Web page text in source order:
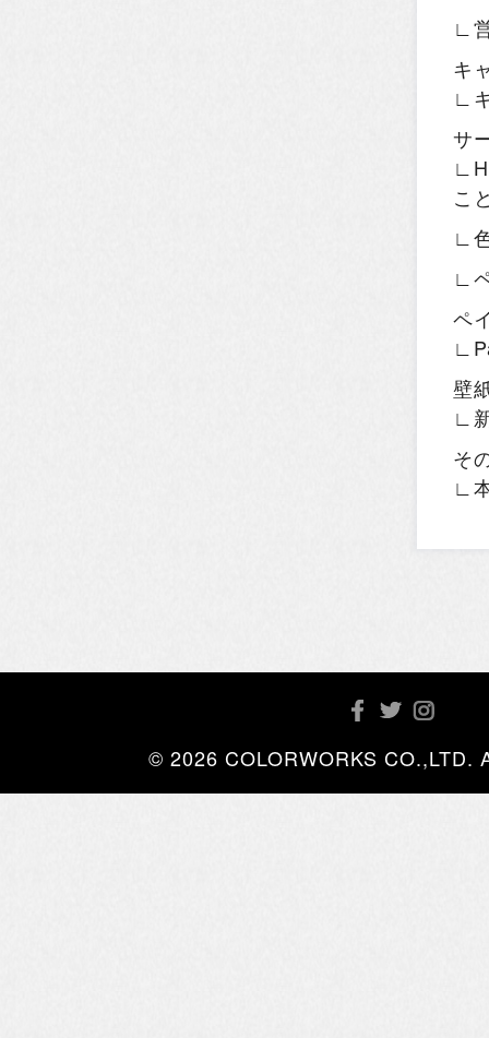
∟
キ
∟
サ
こ
∟
∟
ペ
壁
∟
そ
∟
© 2026 COLORWORKS CO.,LTD.